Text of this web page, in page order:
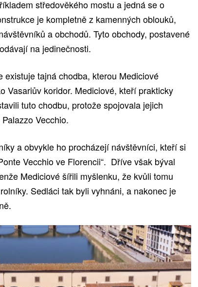
středověkého mostu a jedná se o
je kompletně z kamenných oblouků,
a obchodů. Tyto obchody, postavené
na jedinečnosti.
existuje tajná chodba, kterou Mediciové
Vasariův koridor. Mediciové, kteří prakticky
tuto chodbu, protože spojovala jejich
Vecchio.
a obvykle ho procházejí návštěvníci, kteří si
Vecchio ve Florencii“. Dříve však býval
Mediciové šířili myšlenku, že kvůli tomu
Sedláci tak byli vyhnáni, a nakonec je